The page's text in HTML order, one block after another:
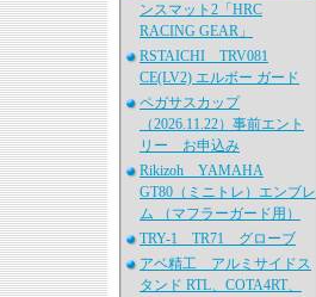
ンスマット2「HRC
RACING GEAR」
RSTAICHI TRV081
CE(LV2) エルボー ガード
ペガサスカップ
（2026.11.22）事前エント
リー お申込み
Rikizoh YAMAHA
GT80（ミニトレ）エンブレ
ム （マフラーガード用）
TRY-1 TR71 グローブ
アベ精工 アルミサイドス
タンド RTL、COTA4RT、